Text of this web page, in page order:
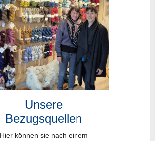
Unsere
Bezugsquellen
Hier können sie nach einem